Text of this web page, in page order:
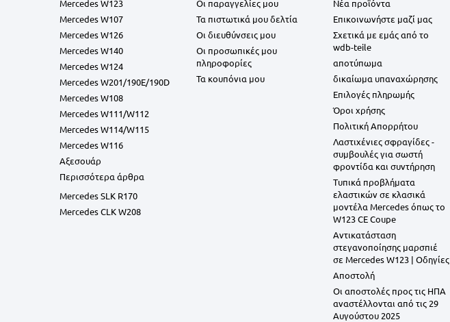
Mercedes W123
Mercedes W107
Mercedes W126
Mercedes W140
Mercedes W124
Mercedes W201/190E/190D
Mercedes W108
Mercedes W111/W112
Mercedes W114/W115
Mercedes W116
Αξεσουάρ
Περισσότερα άρθρα
Mercedes SLK R170
Mercedes CLK W208
Οι παραγγελίες μου
Τα πιστωτικά μου δελτία
Οι διευθύνσεις μου
Οι προσωπικές μου
πληροφορίες
Τα κουπόνια μου
Νέα προϊόντα
Επικοινωνήστε μαζί μας
Σχετικά με εμάς από το
wdb-teile
αποτύπωμα
δικαίωμα υπαναχώρησης
Επιλογές πληρωμής
Όροι χρήσης
Πολιτική Απορρήτου
Λαστιχένιες σφραγίδες -
συμβουλές για σωστή
φροντίδα και συντήρηση
Τυπικά προβλήματα
ελαστικών σε κλασικά
μοντέλα Mercedes όπως το
W123 CE Coupe
Αντικατάσταση
στεγανοποίησης μαρσπιέ
σε Mercedes W123 | Οδηγίες
Αποστολή
Οι αποστολές προς τις ΗΠΑ
αναστέλλονται από τις 29
Αυγούστου 2025